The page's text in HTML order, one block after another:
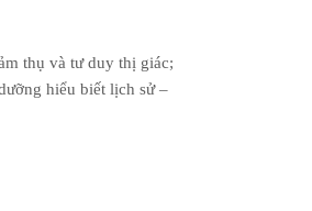
thụ và tư duy thị giác;
hiểu biết lịch sử –